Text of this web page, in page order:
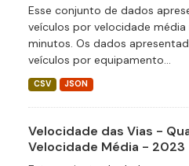
Esse conjunto de dados
veículos por velocidade média
minutos. Os dados
veículos por equipamento...
CSV JSON
Velocidade das Vias -
Velocidade Média - 2023